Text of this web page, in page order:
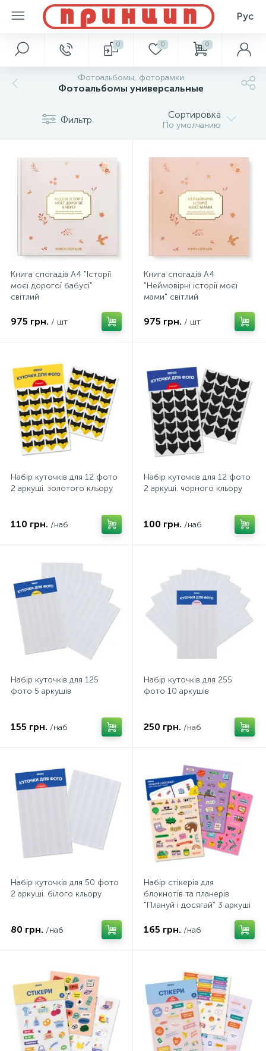
Рус
0 0 0
Фотоальбомы, фоторамки
Фотоальбомы универсальные
Фильтр Сортировка
По умолчанию
Книга спогадів А4 "Історії
моєї дорогої бабусі"
світлий
975 грн. / шт
Книга спогадів А4
"Неймовірні історії моєї
мами" світлий
975 грн. / шт
Набір куточків для 12 фото
2 аркуші. золотого кльору
110 грн. /наб
Набір куточків для 12 фото
2 аркуші. чорного кльору
100 грн. /наб
Набір куточків для 125
фото 5 аркушів
155 грн. /наб
Набір куточків для 255
фото 10 аркушів
250 грн. /наб
Набір куточків для 50 фото
2 аркуші. білого кльору
80 грн. /наб
Набір стікерів для
блокнотів та планерів
"Плануй і досягай" 3 аркуші
165 грн. /наб